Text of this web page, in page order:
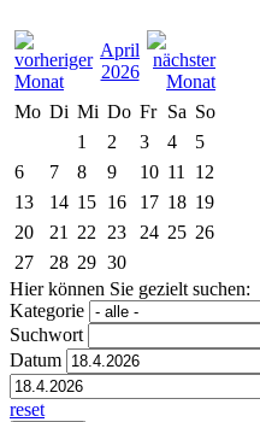
April
2026
Mo Di Mi Do Fr Sa So
1
2 3 4
5
6
7 8 9 10 11
12
13
14 15 16 17 18 19
20
21 22 23 24 25 26
27
28 29 30
Hier können Sie gezielt suchen:
Kategorie
Suchwort
Datum
reset